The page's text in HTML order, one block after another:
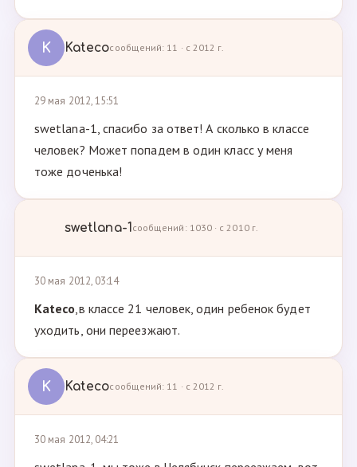
K Katecoсообщений: 11 · с 2012 г.
29 мая 2012, 15:51
swetlana-1, спасибо за ответ! А сколько в классе
человек? Может попадем в один класс у меня
тоже доченька!
swetlana-1сообщений: 1030 · с 2010 г.
30 мая 2012, 03:14
Kateco,в классе 21 человек, один ребенок будет
уходить, они переезжают.
K Katecoсообщений: 11 · с 2012 г.
30 мая 2012, 04:21